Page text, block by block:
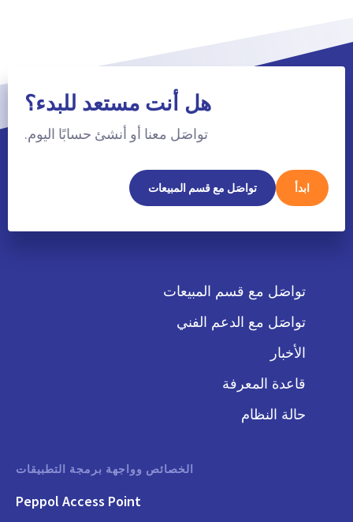
هل أنت مستعد للبدء؟
تواصَل معنا أو أنشئ حسابًا اليوم.
ابدأ تواصَل مع قسم المبيعات
تواصَل مع قسم المبيعات
تواصَل مع الدعم الفني
الأخبار
قاعدة المعرفة
حالة النظام
الخصائص وواجهة برمجة التطبيقات
Peppol Access Point